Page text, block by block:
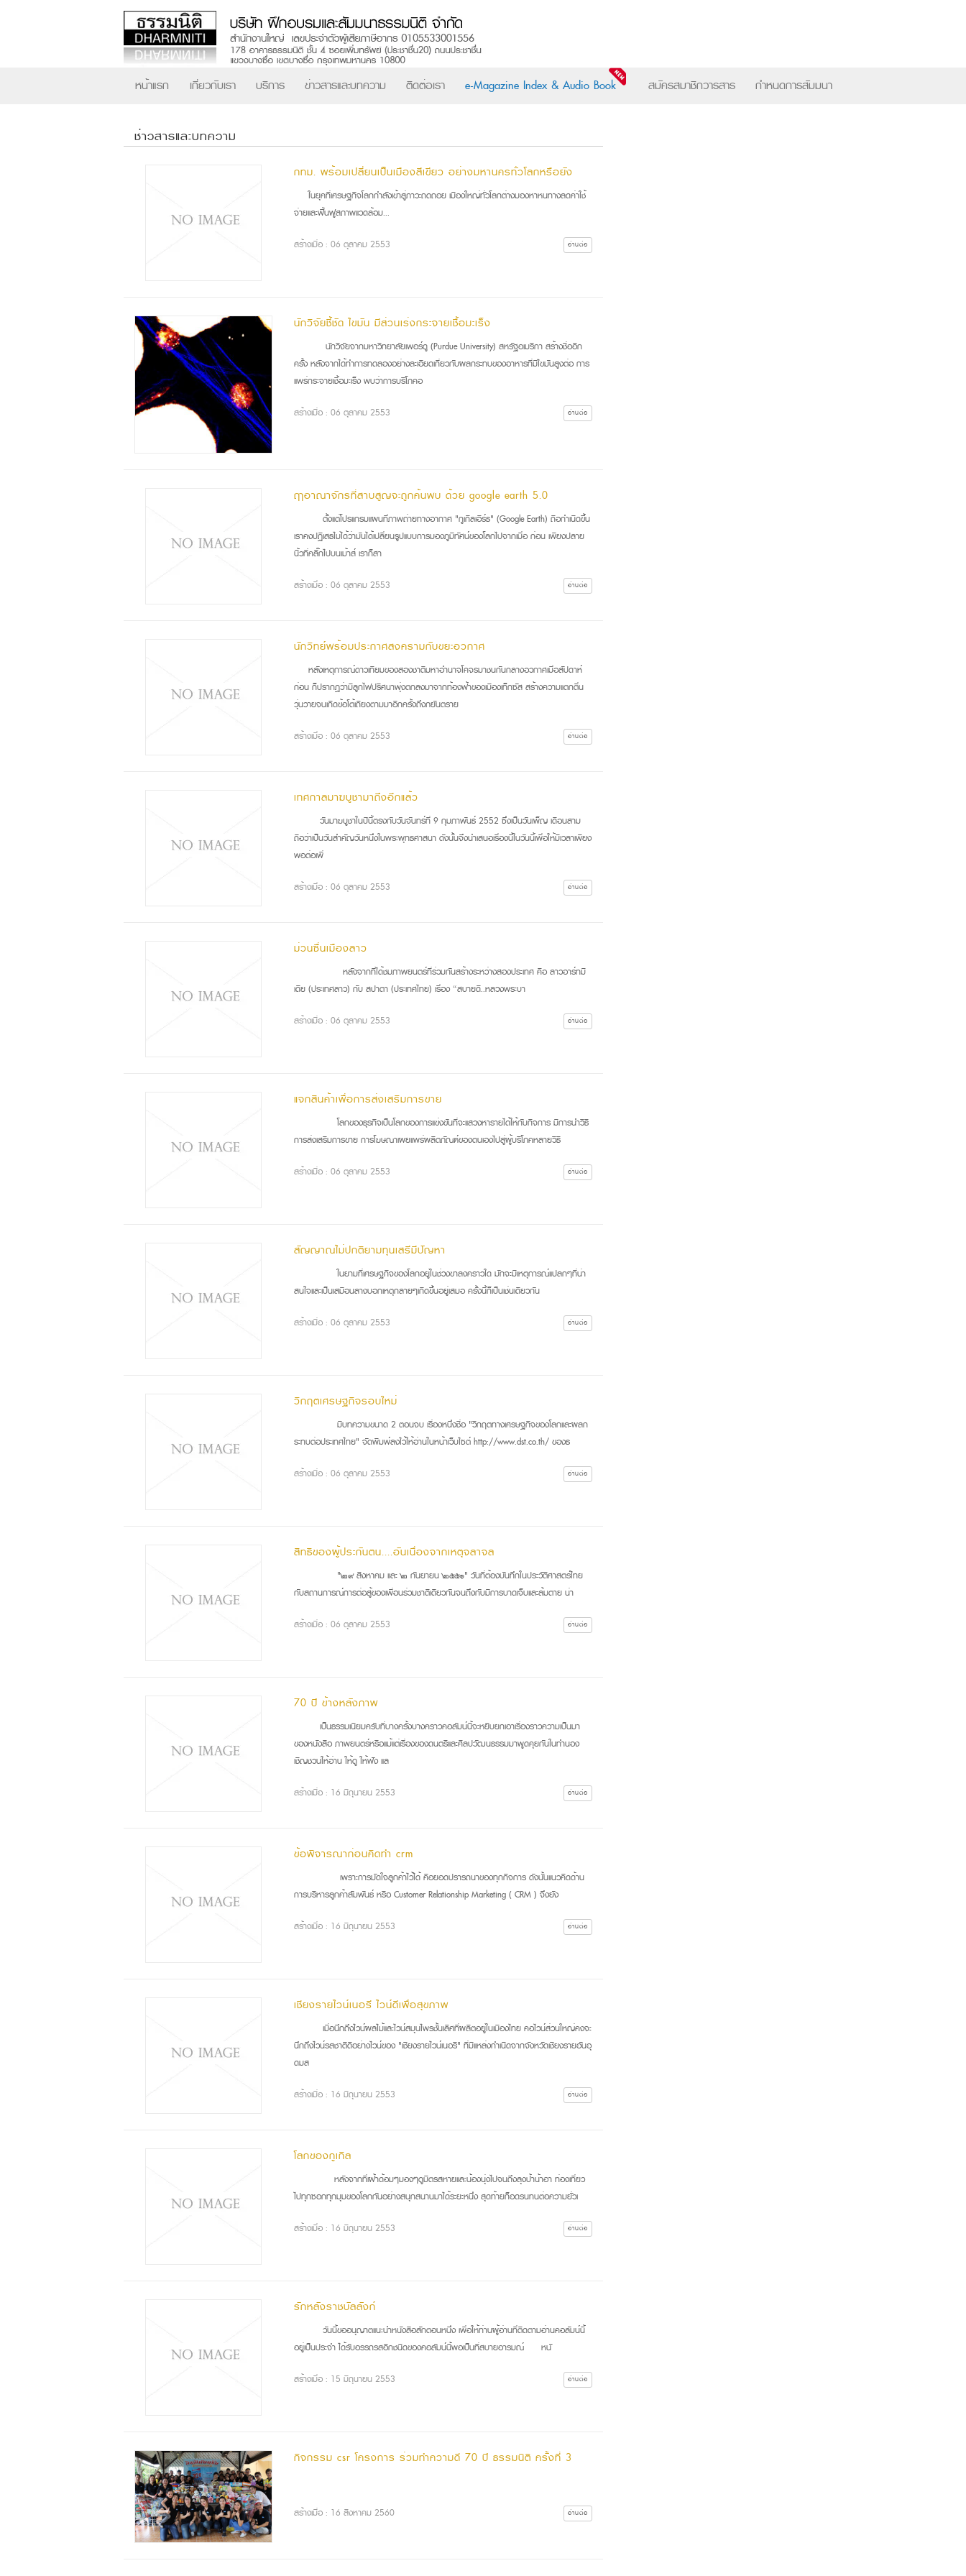
หน้าแรก เกี่ยวกับเรา บริการ ข่าวสารและบทความ ติดต่อเรา e-Magazine Index & Audio Book สมัครสมาชิกวารสาร กำหนดการสัมมนา
ช่าวสารและบทความ
กทม. พร้อมเปลี่ยนเป็นเมืองสีเขียว อย่างมหานครทั่วโลกหรือยัง
ในยุคที่เศรษฐกิจโลกกำลังเข้าสู่ภาวะถดถอย เมืองใหญ่ทั่วโลกต่างมองหาหนทางลดค่าใช้
จ่ายและฟื้นฟูสภาพแวดล้อม...
สร้างเมื่อ : 06 ตุลาคม 2553 อ่านต่อ
นักวิจัยชี้ชัด ไขมัน มีส่วนเร่งกระจายเชื้อมะเร็ง
นักวิจัยจากมหาวิทยาลัยเพอร์ดู (Purdue University) สหรัฐอเมริกา สร้างชื่ออีก
ครั้ง หลังจากได้ทำการทดลองอย่างละเอียดเกี่ยวกับผลกระทบของอาหารที่มีไขมันสูงต่อ การ
แพร่กระจายเชื้อมะเร็ง พบว่าการบริโภคอ
สร้างเมื่อ : 06 ตุลาคม 2553 อ่านต่อ
ฤาอาณาจักรที่สาบสูญจะถูกค้นพบ ด้วย google earth 5.0
ตั้งแต่โปรแกรมแผนที่ภาพถ่ายทางอากาศ "กูเกิลเอิร์ธ" (Google Earth) ถือกำเนิดขึ้น
เราคงปฏิเสธไม่ได้ว่ามันได้เปลี่ยนรูปแบบการมองภูมิทัศน์ของโลกไปจากเมื่อ ก่อน เพียงปลาย
นิ้วที่คลิ๊กไปบนเม้าส์ เราก็สา
สร้างเมื่อ : 06 ตุลาคม 2553 อ่านต่อ
นักวิทย์พร้อมประกาศสงครามกับขยะอวกาศ
หลังเหตุการณ์ดาวเทียมของสองชาติมหาอำนาจโคจรมาชนกันกลางอวกาศเมื่อสัปดาห์
ก่อน ก็ปรากฎว่ามีลูกไฟปริศนาพุ่งตกลงมาจากท้องฟ้าของเมืองเท็กซัส สร้างความแตกตื่น
วุ่นวายจนเกิดข้อโต้เถียงตามมาอีกครั้งถึงภยันตราย
สร้างเมื่อ : 06 ตุลาคม 2553 อ่านต่อ
เทศกาลมาฆบูชามาถึงอีกแล้ว
วันมาฆบูชาในปีนี้ตรงกับวันจันทร์ที่ 9 กุมภาพันธ์ 2552 ซึ่งเป็นวันเพ็ญ เดือนสาม
ถือว่าเป็นวันสำคัญวันหนึ่งในพระพุทธศาสนา ดังนั้นจึงนำเสนอเรื่องนี้ในวันนี้เพื่อให้มีเวลาเพียง
พอต่อเพื่
สร้างเมื่อ : 06 ตุลาคม 2553 อ่านต่อ
ม่วนซื่นเมืองลาว
หลังจากที่ได้ชมภาพยนตร์ที่ร่วมกันสร้างระหว่างสองประเทศ คือ ลาวอาร์ทมี
เดีย (ประเทศลาว) กับ สปาตา (ประเทศไทย) เรื่อง “สบายดี..หลวงพระบา
สร้างเมื่อ : 06 ตุลาคม 2553 อ่านต่อ
แจกสินค้าเพื่อการส่งเสริมการขาย
โลกของธุรกิจเป็นโลกของการแข่งขันที่จะแสวงหารายได้ให้กับกิจการ มีการนำวิธี
การส่งเสริมการขาย การโฆษณาเผยแพร่ผลิตภัณฑ์ของตนเองไปสู่ผู้บริโภคหลายวิธี
สร้างเมื่อ : 06 ตุลาคม 2553 อ่านต่อ
สัญญาณไม่ปกติยามทุนเสรีมีปัญหา
ในยามที่เศรษฐกิจของโลกอยู่ในช่วงขาลงคราวใด มักจะมีเหตุการณ์แปลกๆที่น่า
สนใจและเป็นเสมือนลางบอกเหตุกลายๆเกิดขึ้นอยู่เสมอ ครั้งนี้ก็เป็นเช่นเดียวกัน
สร้างเมื่อ : 06 ตุลาคม 2553 อ่านต่อ
วิกฤตเศรษฐกิจรอบใหม่
มีบทความขนาด 2 ตอนจบ เรื่องหนึ่งชื่อ "วิกฤตทางเศรษฐกิจของโลกและผลก
ระทบต่อประเทศไทย" จัดพิมพ์ลงไว้ให้อ่านในหน้าเว็บไซต์ http://www.dst.co.th/ ของธ
สร้างเมื่อ : 06 ตุลาคม 2553 อ่านต่อ
สิทธิของผู้ประกันตน....อันเนื่องจากเหตุจลาจล
"๒๙ สิงหาคม และ ๒ กันยายน ๒๕๕๑" วันที่ต้องบันทึกในประวัติศาสตร์ไทย
กับสถานการณ์การต่อสู้ของเพื่อนร่วมชาติเดียวกันจนถึงกับมีการบาดเจ็บและล้มตาย น่า
สร้างเมื่อ : 06 ตุลาคม 2553 อ่านต่อ
70 ปี ข้างหลังภาพ
เป็นธรรมเนียมครับที่บางครั้งบางคราวคอลัมน์นี้จะหยิบยกเอาเรื่องราวความเป็นมา
ของหนังสือ ภาพยนตร์หรือแม้แต่เรื่องของดนตรีและศิลปวัฒนธรรมมาพูดคุยกันในทำนอง
เชิญชวนให้อ่าน ให้ดู ให้ฟัง แล
สร้างเมื่อ : 16 มิถุนายน 2553 อ่านต่อ
ข้อพิจารณาก่อนคิดทำ crm
เพราะการมัดใจลูกค้าไว้ได้ คือยอดปรารถนาของทุกกิจการ ดังนั้นแนวคิดด้าน
การบริหารลูกค้าสัมพันธ์ หรือ Customer Relationship Marketing ( CRM ) จึงยัง
สร้างเมื่อ : 16 มิถุนายน 2553 อ่านต่อ
เชียงรายไวน์เนอรี ไวน์ดีเพื่อสุขภาพ
เมื่อนึกถึงไวน์ผลไม้และไวน์สมุนไพรชั้นเลิศที่ผลิตอยู่ในเมืองไทย คอไวน์ส่วนใหญ่คงจะ
นึกถึงไวน์รสชาติดีอย่างไวน์ของ "เชียงรายไวน์เนอรี" ที่มีแหล่งกำเนิดจากจังหวัดเชียงรายอันอุ
ดมส
สร้างเมื่อ : 16 มิถุนายน 2553 อ่านต่อ
โลกของกูเกิล
หลังจากที่เฝ้าด้อมๆมองๆดูมิตรสหายและน้องนุ่งไปจนถึงลุงป้าน้าอา ท่องเที่ยว
ไปทุกซอกทุกมุมของโลกกันอย่างสนุกสนานมาได้ระยะหนึ่ง สุดท้ายก็อดรนทนต่อความยั่วเ
สร้างเมื่อ : 16 มิถุนายน 2553 อ่านต่อ
รักหลังราชบัลลังก์
วันนี้ขออนุญาตแนะนำหนังสือสักตอนหนึ่ง เพื่อให้ท่านผู้อ่านที่ติดตามอ่านคอลัมน์นี้
อยู่เป็นประจำ ได้รับอรรถรสอีกชนิดของคอลัมน์นี้พอเป็นที่สบายอารมณ์ หนั
สร้างเมื่อ : 15 มิถุนายน 2553 อ่านต่อ
กิจกรรม csr โครงการ ร่วมทำความดี 70 ปี ธรรมนิติ ครั้งที่ 3
สร้างเมื่อ : 16 สิงหาคม 2560 อ่านต่อ